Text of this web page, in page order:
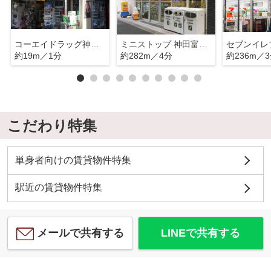
約19m／1分
約282m／4分
約236m／
こだわり特集
単身者向けの賃貸物件特集
駅近の賃貸物件特集
メールで共有する LINEで共有する